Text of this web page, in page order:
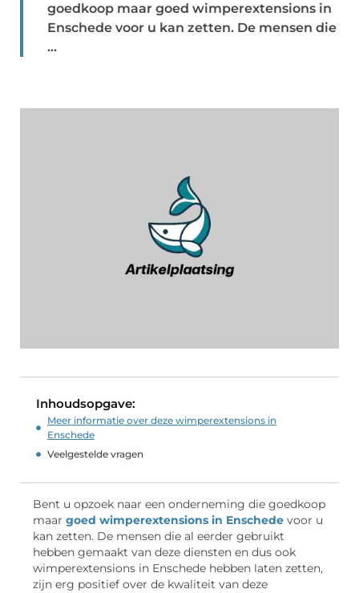
goedkoop maar goed wimperextensions in
Enschede voor u kan zetten. De mensen die
...
Inhoudsopgave:
Meer informatie over deze wimperextensions in
Enschede
Veelgestelde vragen
Bent u opzoek naar een onderneming die goedkoop
maar goed wimperextensions in Enschede voor u
kan zetten. De mensen die al eerder gebruikt
hebben gemaakt van deze diensten en dus ook
wimperextensions in Enschede hebben laten zetten,
zijn erg positief over de kwaliteit van deze